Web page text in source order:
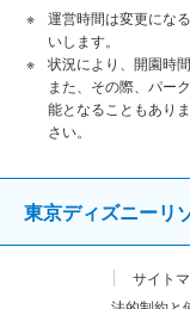
運営時間は変更にな
いします。
状況により、開園時
また、その際、パー
能となることもあり
さい。
東京ディズニーリ
サイト